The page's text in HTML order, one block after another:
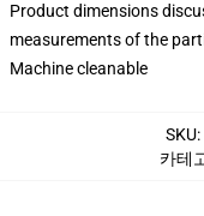
Product dimensions
measurements of the
Machine cleanable
SKU:
카테